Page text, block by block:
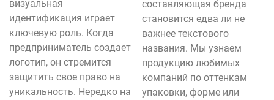
визуальная
идентификация играет
ключевую роль. Когда
предприниматель создает
логотип, он стремится
защитить свое право на
уникальность. Нередко на
составляющая бренда
становится едва ли не
важнее текстового
названия. Мы узнаем
продукцию любимых
компаний по оттенкам
упаковки, форме или